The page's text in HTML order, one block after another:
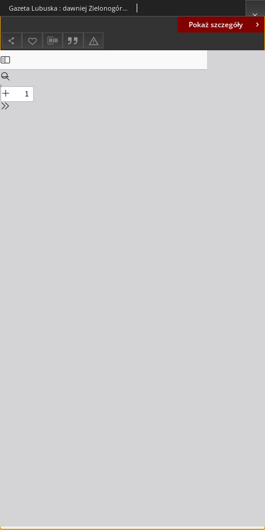
Pokaż szczegóły
Gazeta Lubuska : dawniej Zielonogórska-Gorzowska R. XLII [właśc. XLIII], nr 116 [właśc. 122] (26 maja 1994). - Wyd. 1